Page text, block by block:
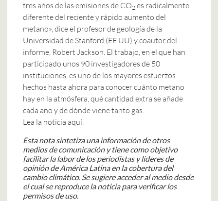
tres años de las emisiones de CO2 es radicalmente
diferente del reciente y rápido aumento del
metano», dice el profesor de geología de la
Universidad de Stanford (EE UU) y coautor del
informe, Robert Jackson. El trabajo, en el que han
participado unos 90 investigadores de 50
instituciones, es uno de los mayores esfuerzos
hechos hasta ahora para conocer cuánto metano
hay en la atmósfera, qué cantidad extra se añade
cada año y de dónde viene tanto gas.
Lea la noticia aquí.
Esta nota sintetiza una información de otros
medios de comunicación y tiene como objetivo
facilitar la labor de los periodistas y líderes de
opinión de América Latina en la cobertura del
cambio climático. Se sugiere acceder al medio desde
el cual se reproduce la noticia para verificar los
permisos de uso.